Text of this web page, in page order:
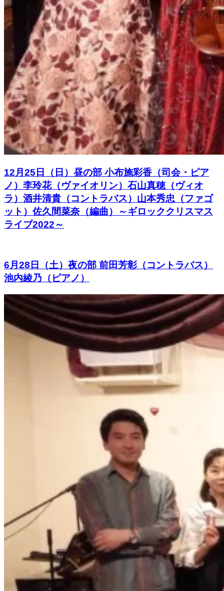
12月25日（日）昼の部 小布施彩香（司会・ピア
ノ）李玲花（ヴァイオリン）石山真穂（ヴィオ
ラ）酒井清貴（コントラバス）山本秀忠（ファゴ
ット）佐久間菜奈（編曲）～ギロッククリスマス
ライブ2022～
6月28日（土）夜の部 前田芳彰（コントラバス）
池内綾乃（ピアノ）